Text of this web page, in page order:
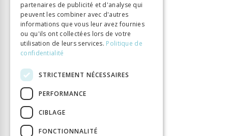
partenaires de publicité et d'analyse qui
peuvent les combiner avec d'autres
informations que vous leur avez fournies
ou qu'ils ont collectées lors de votre
utilisation de leurs services. Politique de
confidentialité
STRICTEMENT NÉCESSAIRES
PERFORMANCE
CIBLAGE
FONCTIONNALITÉ